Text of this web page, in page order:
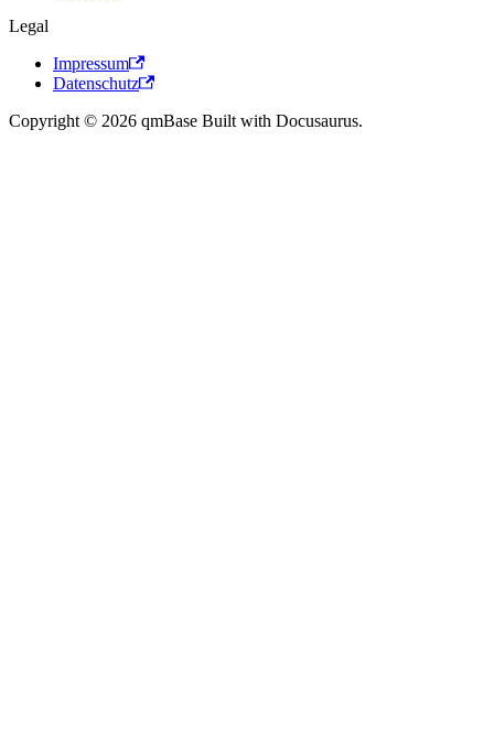
Legal
Impressum
Datenschutz
Copyright © 2026 qmBase Built with Docusaurus.